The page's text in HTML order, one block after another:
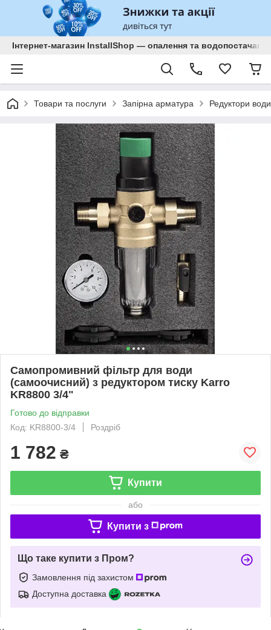
Інтернет-магазин InstallShop — опалення та водопостачання
Товари та послуги Запірна арматура Редуктори води
Самопромивний фільтр для води
(самоочисний) з редуктором тиску Karro
KR8800 3/4"
Готово до відправки
Код: KR8800-3/4
Роздріб
1 782 ₴
Купити
або
Купити з
Що таке купити з Пром?
Замовлення під захистом
Доступна доставка